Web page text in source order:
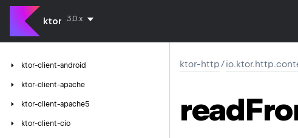
ktor 3.0.x
ktor-client-android
ktor-client-apache
ktor-client-apache5
ktor-client-cio
ktor-http/
read